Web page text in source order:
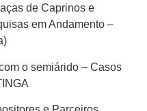
de Caprinos e
em Andamento –
o semiárido – Casos